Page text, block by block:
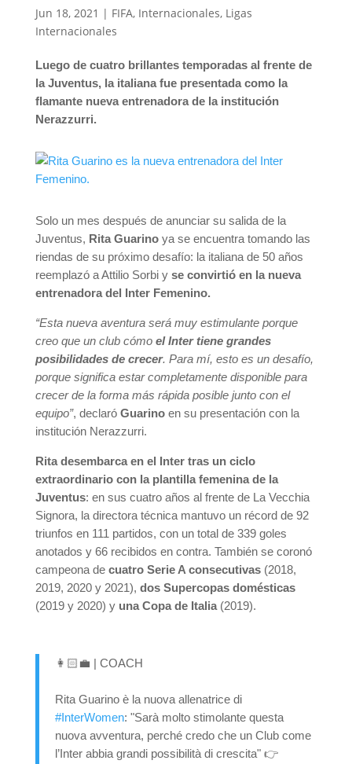
Jun 18, 2021 | FIFA, Internacionales, Ligas
Internacionales
Luego de cuatro brillantes temporadas al frente de
la Juventus, la italiana fue presentada como la
flamante nueva entrenadora de la institución
Nerazzurri.
Solo un mes después de anunciar su salida de la
Juventus, Rita Guarinoya se encuentra tomando las
riendas de su próximo desafío: la italiana de 50 años
reemplazó a Attilio Sorbi yse convirtió en la nueva
entrenadora del Inter Femenino.
“Esta nueva aventura será muy estimulante porque
creo que un club cómo el Inter tiene grandes
posibilidades de crecer. Para mí, esto es un desafío,
porque significa estar completamente disponible para
crecer de la forma más rápida posible junto con el
equipo”, declaró Guarinoen su presentación con la
institución Nerazzurri.
Rita desembarca en el Inter tras un ciclo
extraordinario con la plantilla femenina de la
Juventus: en sus cuatro años al frente de La Vecchia
Signora, la directora técnica mantuvo un récord de 92
triunfos en 111 partidos, con un total de 339 goles
anotados y 66 recibidos en contra. También se coronó
campeona de cuatro Serie A consecutivas(2018,
2019, 2020 y 2021), dos Supercopas domésticas
(2019 y 2020) y una Copa de Italia (2019).
👩🏻‍💼 | COACH
Rita Guarino è la nuova allenatrice di
#InterWomen: "Sarà molto stimolante questa
nuova avventura, perché credo che un Club come
l’Inter abbia grandi possibilità di crescita" 👉